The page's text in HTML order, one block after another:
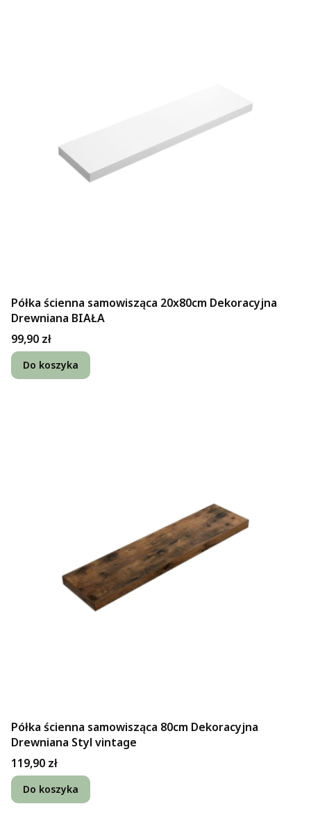
Półka ścienna samowisząca 20x80cm Dekoracyjna
Drewniana BIAŁA
Cena
99,90 zł
Do koszyka
Półka ścienna samowisząca 80cm Dekoracyjna
Drewniana Styl vintage
Cena
119,90 zł
Do koszyka